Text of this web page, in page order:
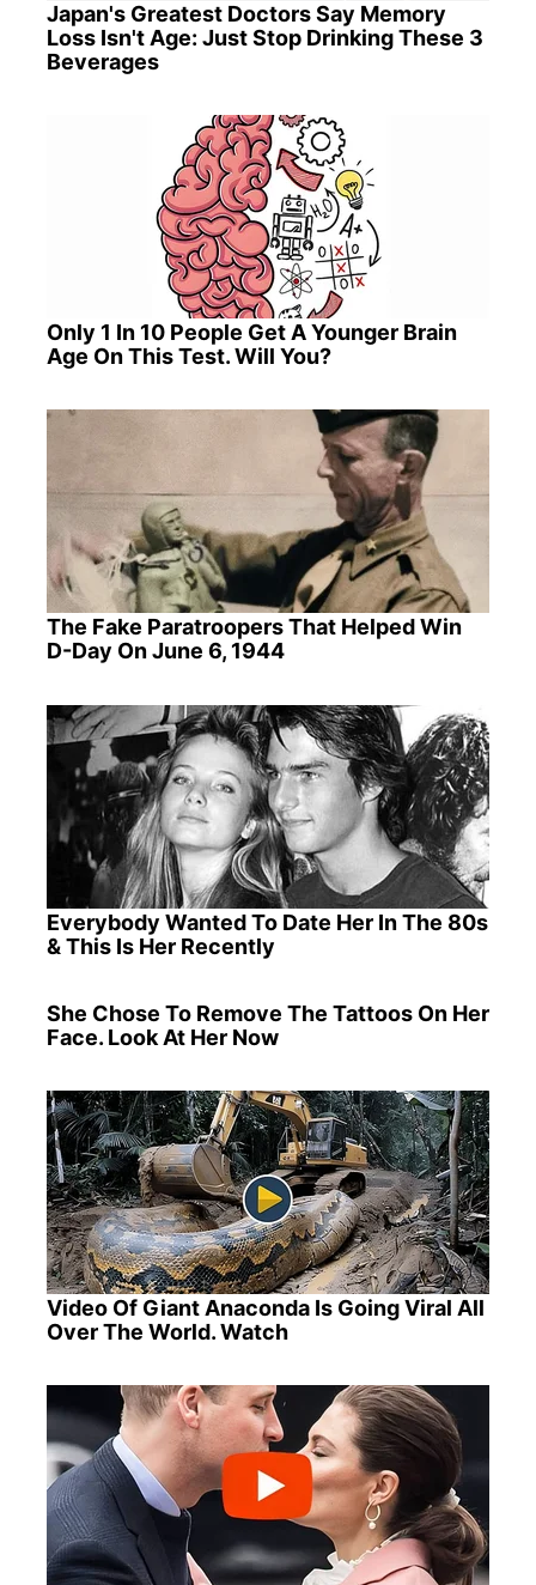
Japan's Greatest Doctors Say Memory
Loss Isn't Age: Just Stop Drinking These 3
Beverages
Only 1 In 10 People Get A Younger Brain
Age On This Test. Will You?
The Fake Paratroopers That Helped Win
D-Day On June 6, 1944
Everybody Wanted To Date Her In The 80s
& This Is Her Recently
She Chose To Remove The Tattoos On Her
Face. Look At Her Now
Video Of Giant Anaconda Is Going Viral All
Over The World. Watch